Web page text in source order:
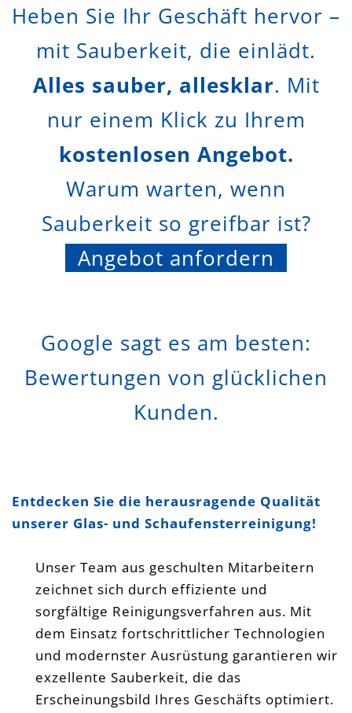
Heben Sie Ihr Geschäft hervor –
mit Sauberkeit, die einlädt.
Alles sauber, allesklar. Mit
nur einem Klick zu Ihrem
kostenlosen Angebot.
Warum warten, wenn
Sauberkeit so greifbar ist?
Angebot anfordern
Google sagt es am besten:
Bewertungen von glücklichen
Kunden.
Entdecken Sie die herausragende Qualität
unserer Glas- und Schaufensterreinigung!
Unser Team aus geschulten Mitarbeitern
zeichnet sich durch effiziente und
sorgfältige Reinigungsverfahren aus. Mit
dem Einsatz fortschrittlicher Technologien
und modernster Ausrüstung garantieren wir
exzellente Sauberkeit, die das
Erscheinungsbild Ihres Geschäfts optimiert.